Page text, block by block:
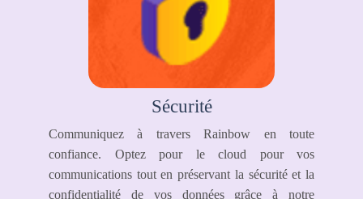
Sécurité
Communiquez à travers Rainbow en toute
confiance. Optez pour le cloud pour vos
communications tout en préservant la sécurité et la
confidentialité de vos données grâce à notre